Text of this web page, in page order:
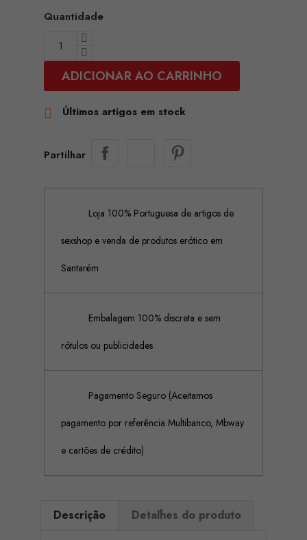
Quantidade
ADICIONAR AO CARRINHO
 Últimos artigos em stock
Partilhar
Loja 100% Portuguesa de artigos de
sexshop e venda de produtos erótico em
Santarém
Embalagem 100% discreta e sem
rótulos ou publicidades
Pagamento Seguro (Aceitamos
pagamento por referência Multibanco, Mbway
e cartões de crédito)
Descrição Detalhes do produto